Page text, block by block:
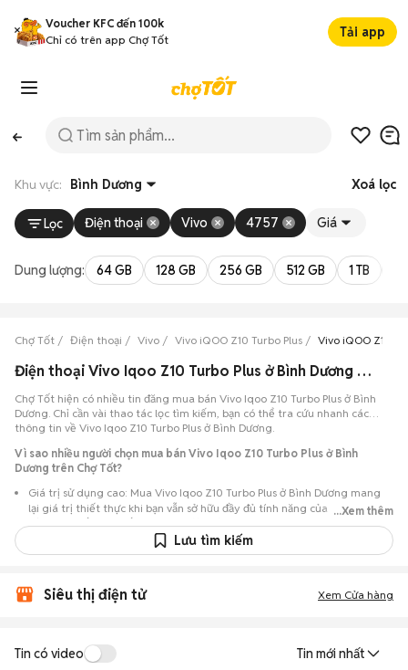
Voucher KFC đến 100k
Chỉ có trên app Chợ Tốt
Tải app
Khu vực: Bình Dương Xoá lọc
Lọc Điện thoại Vivo 4757 Giá
Dung lượng: 64 GB 128 GB 256 GB 512 GB 1 TB
Chợ Tốt Điện thoại Vivo Vivo iQOO Z10 Turbo Plus Vivo iQOO Z10
Điện thoại Vivo Iqoo Z10 Turbo Plus ở Bình Dương đang bán 08/2026
Chợ Tốt hiện có nhiều tin đăng mua bán Vivo Iqoo Z10 Turbo Plus ở Bình
Dương. Chỉ cần vài thao tác lọc tìm kiếm, bạn có thể tra cứu nhanh các
thông tin về Vivo Iqoo Z10 Turbo Plus ở Bình Dương.
Vì sao nhiều người chọn mua bán Vivo Iqoo Z10 Turbo Plus ở Bình
Dương trên Chợ Tốt?
Giá trị sử dụng cao: Mua Vivo Iqoo Z10 Turbo Plus ở Bình Dương mang
lại giá trị thiết thực khi bạn vẫn sở hữu đầy đủ tính năng của máy nhưng
với chi phí đầu tư thấp hơn máy đập hộp.
Lựa chọn theo sát nhu cầu: Hệ thống ghi nhận nhiều tin rao Vivo Iqoo
Test máy tại chỗ: Tạo điều kiện để người mua đến tận nơi xem xét cẩn
Dễ dàng thương lượng: Quá trình mua bán diễn ra trực tiếp, cho phép
hai bên trao đổi giá cả linh hoạt và có thể chốt giao dịch ngay trong
...Xem thêm
Lưu tìm kiếm
Siêu thị điện tử Xem Cửa hàng
Tin có video Tin mới nhất